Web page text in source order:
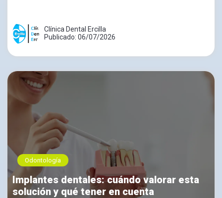
Clínica Dental Ercilla
Publicado: 06/07/2026
Odontología
Implantes dentales: cuándo valorar esta
solución y qué tener en cuenta